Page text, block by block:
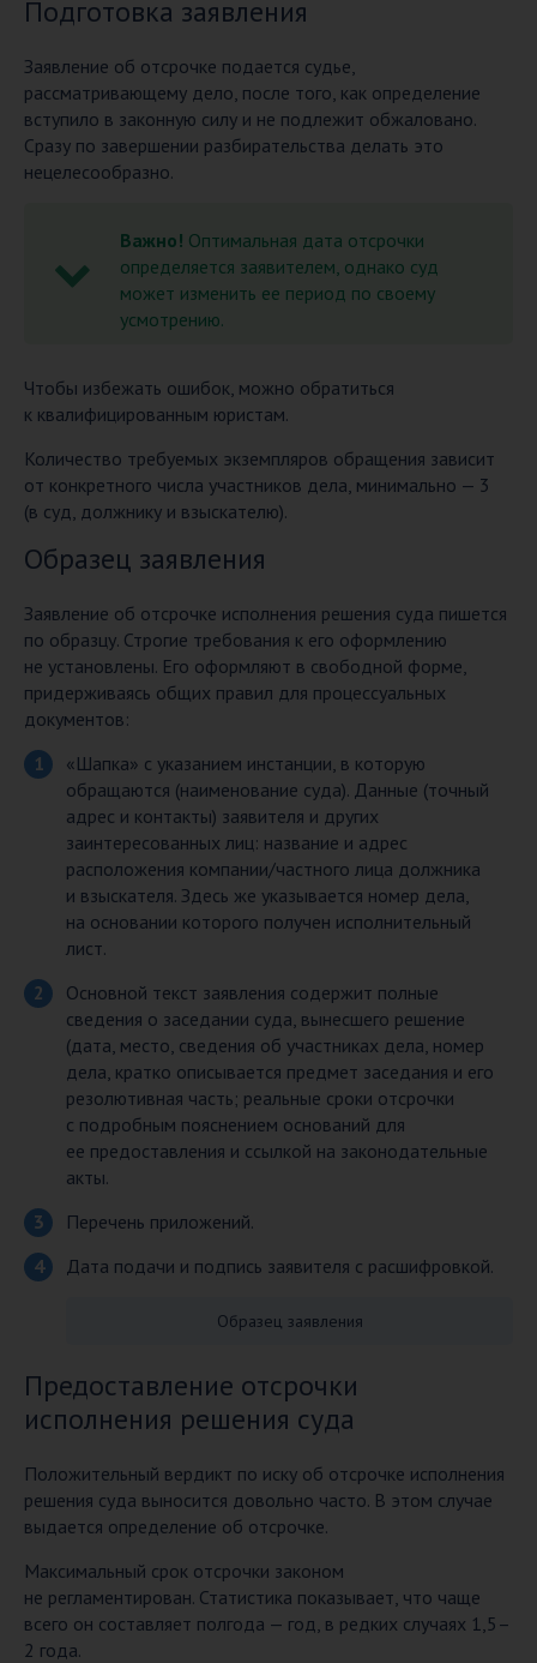
Подготовка заявления
Заявление об отсрочке подается судье,
рассматривающему дело, после того, как определение
вступило в законную силу и не подлежит обжаловано.
Сразу по завершении разбирательства делать это
нецелесообразно.
Важно! Оптимальная дата отсрочки
определяется заявителем, однако суд
может изменить ее период по своему
усмотрению.
Чтобы избежать ошибок, можно обратиться
к квалифицированным юристам.
Количество требуемых экземпляров обращения зависит
от конкретного числа участников дела, минимально — 3
(в суд, должнику и взыскателю).
Образец заявления
Заявление об отсрочке исполнения решения суда пишется
по образцу. Строгие требования к его оформлению
не установлены. Его оформляют в свободной форме,
придерживаясь общих правил для процессуальных
документов:
«Шапка» с указанием инстанции, в которую
обращаются (наименование суда). Данные (точный
адрес и контакты) заявителя и других
заинтересованных лиц: название и адрес
расположения компании/частного лица должника
и взыскателя. Здесь же указывается номер дела,
на основании которого получен исполнительный
лист.
Основной текст заявления содержит полные
сведения о заседании суда, вынесшего решение
(дата, место, сведения об участниках дела, номер
дела, кратко описывается предмет заседания и его
резолютивная часть; реальные сроки отсрочки
с подробным пояснением оснований для
ее предоставления и ссылкой на законодательные
акты.
Перечень приложений.
Дата подачи и подпись заявителя с расшифровкой.
Образец заявления
Предоставление отсрочки
исполнения решения суда
Положительный вердикт по иску об отсрочке исполнения
решения суда выносится довольно часто. В этом случае
выдается определение об отсрочке.
Максимальный срок отсрочки законом
не регламентирован. Статистика показывает, что чаще
всего он составляет полгода — год, в редких случаях 1,5–
2 года.